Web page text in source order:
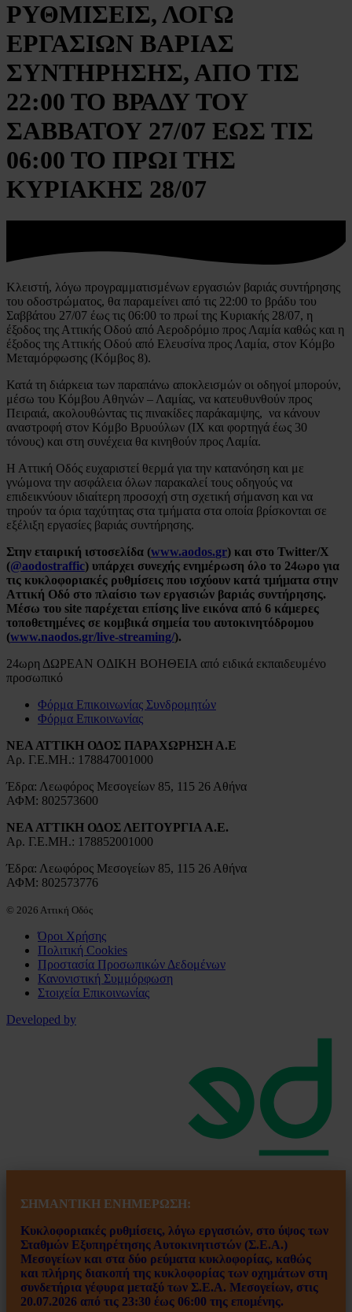
ΡΥΘΜΙΣΕΙΣ, ΛΟΓΩ
ΕΡΓΑΣΙΩΝ ΒΑΡΙΑΣ
ΣΥΝΤΗΡΗΣΗΣ, ΑΠΟ ΤΙΣ
22:00 ΤΟ ΒΡΑΔΥ ΤΟΥ
ΣΑΒΒΑΤΟΥ 27/07 ΕΩΣ ΤΙΣ
06:00 ΤΟ ΠΡΩΙ ΤΗΣ
ΚΥΡΙΑΚΗΣ 28/07
Κλειστή, λόγω προγραμματισμένων εργασιών βαριάς συντήρησης
του οδοστρώματος, θα παραμείνει από τις 22:00 το βράδυ του
Σαββάτου 27/07 έως τις 06:00 το πρωί της Κυριακής 28/07, η
έξοδος της Αττικής Οδού από Αεροδρόμιο προς Λαμία καθώς και η
έξοδος της Αττικής Οδού από Ελευσίνα προς Λαμία, στον Κόμβο
Μεταμόρφωσης (Κόμβος 8).
Κατά τη διάρκεια των παραπάνω αποκλεισμών οι οδηγοί μπορούν,
μέσω του Κόμβου Αθηνών – Λαμίας, να κατευθυνθούν προς
Πειραιά, ακολουθώντας τις πινακίδες παράκαμψης, να κάνουν
αναστροφή στον Κόμβο Βρυούλων (ΙΧ και φορτηγά έως 30
τόνους) και στη συνέχεια θα κινηθούν προς Λαμία.
Η Αττική Οδός ευχαριστεί θερμά για την κατανόηση και με
γνώμονα την ασφάλεια όλων παρακαλεί τους οδηγούς να
επιδεικνύουν ιδιαίτερη προσοχή στη σχετική σήμανση και να
τηρούν τα όρια ταχύτητας στα τμήματα στα οποία βρίσκονται σε
εξέλιξη εργασίες βαριάς συντήρησης.
Στην εταιρική ιστοσελίδα (www.aodos.gr) και στο Twitter/X
(@aodostraffic) υπάρχει συνεχής ενημέρωση όλο το 24ωρο για
τις κυκλοφοριακές ρυθμίσεις που ισχύουν κατά τμήματα στην
Αττική Οδό στο πλαίσιο των εργασιών βαριάς συντήρησης.
Μέσω του site παρέχεται επίσης live εικόνα από 6 κάμερες
τοποθετημένες σε κομβικά σημεία του αυτοκινητόδρομου
(www.naodos.gr/live-streaming/).
24ωρη ΔΩΡΕΑΝ ΟΔΙΚΗ ΒΟΗΘΕΙΑ από ειδικά εκπαιδευμένο
προσωπικό
Φόρμα Επικοινωνίας Συνδρομητών
Φόρμα Επικοινωνίας
ΝΕΑ ΑΤΤΙΚΗ ΟΔΟΣ ΠΑΡΑΧΩΡΗΣΗ Α.Ε
Αρ. Γ.Ε.ΜΗ.: 178847001000
Έδρα: Λεωφόρος Μεσογείων 85, 115 26 Αθήνα
ΑΦΜ: 802573600
ΝΕΑ ΑΤΤΙΚΗ ΟΔΟΣ ΛΕΙΤΟΥΡΓΙΑ Α.Ε.
Αρ. Γ.Ε.ΜΗ.: 178852001000
Έδρα: Λεωφόρος Μεσογείων 85, 115 26 Αθήνα
ΑΦΜ: 802573776
© 2026 Αττική Οδός
Όροι Χρήσης
Πολιτική Cookies
Προστασία Προσωπικών Δεδομένων
Κανονιστική Συμμόρφωση
Στοιχεία Επικοινωνίας
Developed by
ΣΗΜΑΝΤΙΚΗ ΕΝΗΜΕΡΩΣΗ:
Κυκλοφοριακές ρυθμίσεις, λόγω εργασιών, στο ύψος των
Σταθμών Εξυπηρέτησης Αυτοκινητιστών (Σ.Ε.Α.)
Μεσογείων και στα δύο ρεύματα κυκλοφορίας, καθώς
και πλήρης διακοπή της κυκλοφορίας των οχημάτων στη
συνδετήρια γέφυρα μεταξύ των Σ.Ε.Α. Μεσογείων, στις
20.07.2026 από τις 23:30 έως 06:00 της επομένης.